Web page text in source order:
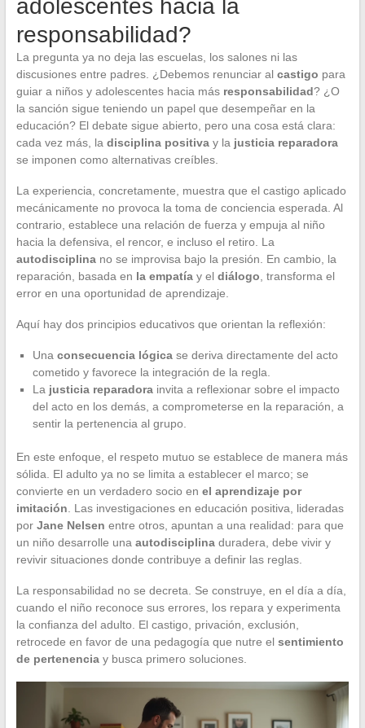
adolescentes hacia la
responsabilidad?
La pregunta ya no deja las escuelas, los salones ni las
discusiones entre padres. ¿Debemos renunciar al castigo para
guiar a niños y adolescentes hacia más responsabilidad? ¿O
la sanción sigue teniendo un papel que desempeñar en la
educación? El debate sigue abierto, pero una cosa está clara:
cada vez más, la disciplina positivay la justicia reparadora
se imponen como alternativas creíbles.
La experiencia, concretamente, muestra que el castigo aplicado
mecánicamente no provoca la toma de conciencia esperada. Al
contrario, establece una relación de fuerza y empuja al niño
hacia la defensiva, el rencor, e incluso el retiro. La
autodisciplinano se improvisa bajo la presión. En cambio, la
reparación, basada en la empatíay el diálogo , transforma el
error en una oportunidad de aprendizaje.
Aquí hay dos principios educativos que orientan la reflexión:
Una consecuencia lógicase deriva directamente del acto
cometido y favorece la integración de la regla.
La justicia reparadorainvita a reflexionar sobre el impacto
del acto en los demás, a comprometerse en la reparación, a
sentir la pertenencia al grupo.
En este enfoque, el respeto mutuo se establece de manera más
sólida. El adulto ya no se limita a establecer el marco; se
convierte en un verdadero socio en el aprendizaje por
imitación . Las investigaciones en educación positiva, lideradas
por Jane Nelsen entre otros, apuntan a una realidad: para que
un niño desarrolle una autodisciplinaduradera, debe vivir y
revivir situaciones donde contribuye a definir las reglas.
La responsabilidad no se decreta. Se construye, en el día a día,
cuando el niño reconoce sus errores, los repara y experimenta
la confianza del adulto. El castigo, privación, exclusión,
retrocede en favor de una pedagogía que nutre el sentimiento
de pertenenciay busca primero soluciones.